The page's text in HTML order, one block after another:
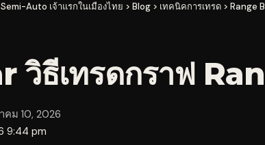
Auto เจ้าแรกในเมืองไทย > Blog > เทคนิคการเทรด > Range
วิธีเทรดกราฟ
9:44 pm
คม 10, 2026